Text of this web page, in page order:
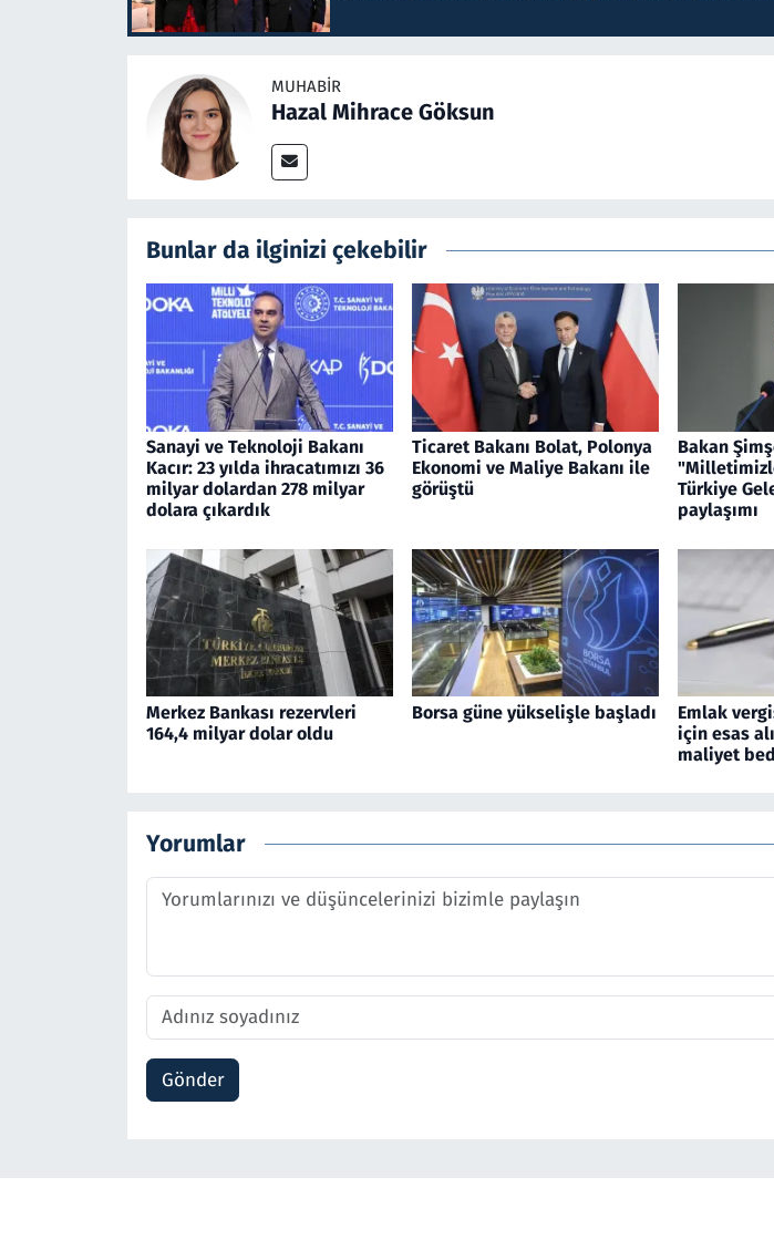
MUHABIR
Hazal Mihrace Göksun
Bunlar da ilginizi çekebilir
Sanayi ve Teknoloji Bakanı
Kacır: 23 yılda ihracatımızı 36
milyar dolardan 278 milyar
dolara çıkardık
Ticaret Bakanı Bolat, Polonya
Ekonomi ve Maliye Bakanı ile
görüştü
Bakan
Türkiye
paylaşımı
Merkez Bankası rezervleri
164,4 milyar dolar oldu
Borsa güne yükselişle başladı
Emlak
için esas
maliyet
Yorumlar
Gönder